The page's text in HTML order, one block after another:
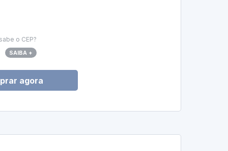
o CEP?
SAIBA +
agora